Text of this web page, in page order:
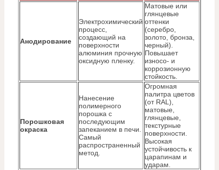
Анодирование
Электрохимический
процесс,
создающий на
поверхности
алюминия прочную
оксидную пленку.
Матовые или
глянцевые
оттенки
(серебро,
золото, бронза,
черный).
Повышает
износо- и
коррозионную
стойкость.
Порошковая
окраска
Нанесение
полимерного
порошка с
последующим
запеканием в печи.
Самый
распространенный
метод.
Огромная
палитра цветов
(от RAL),
матовые,
глянцевые,
текстурные
поверхности.
Высокая
устойчивость к
царапинам и
ударам.